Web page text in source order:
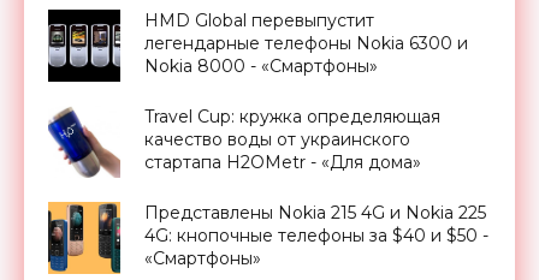
HMD Global перевыпустит
легендарные телефоны Nokia 6300 и
Nokia 8000 - «Смартфоны»
Travel Cup: кружка определяющая
качество воды от украинского
стартапа H2OMetr - «Для дома»
Представлены Nokia 215 4G и Nokia 225
4G: кнопочные телефоны за $40 и $50 -
«Смартфоны»